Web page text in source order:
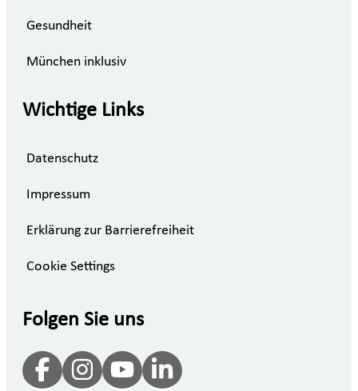
Gesundheit
München inklusiv
Wichtige Links
Datenschutz
Impressum
Erklärung zur Barrierefreiheit
Cookie Settings
Folgen Sie uns